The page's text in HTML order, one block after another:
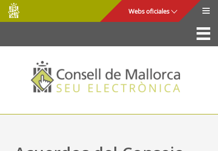
Saltar al contenido principal
Consell
de
Mallorca
Webs oficiales
La Sede
Consejo de Mallorca
Acceso y seguridad
Utilidades